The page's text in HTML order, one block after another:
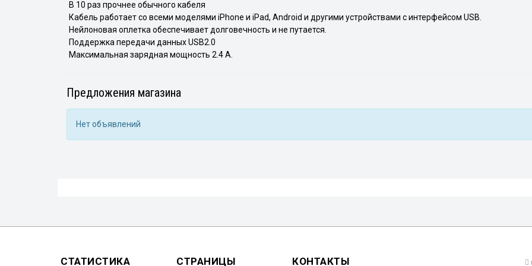
В 10 раз прочнее обычного кабеля
Кабель работает со всеми моделями iPhone и iPad, Android и другими устройствами с интерфейсом USB.
Нейлоновая оплетка обеспечивает долговечность и не путается.
Поддержка передачи данных USB2.0
Максимальная зарядная мощность 2.4 А.
Предложения магазина
Нет объявлений
СТАТИСТИКА СТРАНИЦЫ КОНТАКТЫ